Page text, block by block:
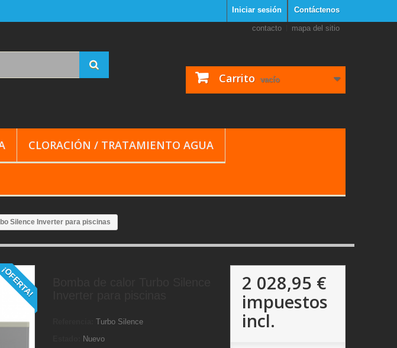
Contáctenos
Iniciar sesión
contacto mapa del sitio
Carrito vacío
CLORACIÓN / TRATAMIENTO AGUA
Silence Inverter para piscinas
¡OFERTA!
Turbo Silence
Nuevo
2 028,95 €
impuestos
incl.